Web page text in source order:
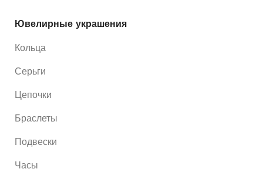
Ювелирные украшения
Кольца
Серьги
Цепочки
Браслеты
Подвески
Часы